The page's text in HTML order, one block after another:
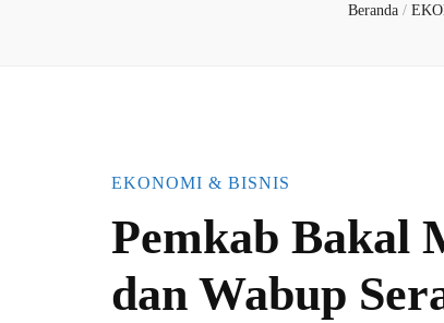
Beranda /
EKONOMI & BISNIS
Pemkab Bakal
dan Wabup